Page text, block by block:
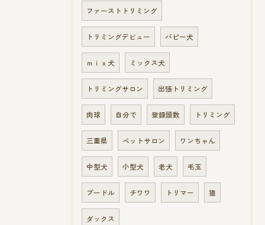
ファーストトリミング
トリミングデビュー パピー犬
ｍｉｘ犬 ミックス犬
トリミングサロン 出張トリミング
肉球 自分で 登録頭数 トリミング
三重県 ペットサロン ワンちゃん
中型犬 小型犬 老犬 毛玉
プードル チワワ トリマー 猫
ダックス